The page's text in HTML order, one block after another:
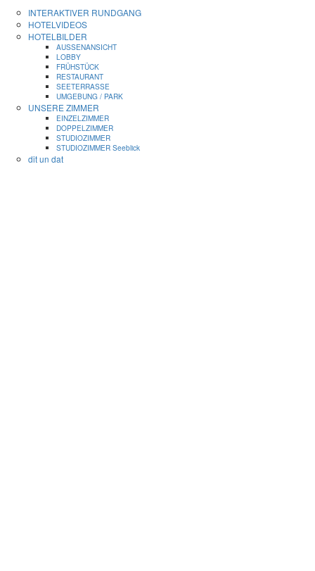
INTERAKTIVER RUNDGANG
HOTELVIDEOS
HOTELBILDER
AUSSENANSICHT
LOBBY
FRÜHSTÜCK
RESTAURANT
SEETERRASSE
UMGEBUNG / PARK
UNSERE ZIMMER
EINZELZIMMER
DOPPELZIMMER
STUDIOZIMMER
STUDIOZIMMER Seeblick
dit un dat